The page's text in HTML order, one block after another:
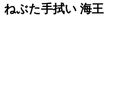
ねぶた手拭い 海王